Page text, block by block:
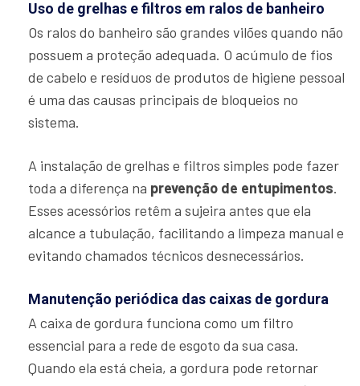
Uso de grelhas e filtros em ralos de banheiro
Os ralos do banheiro são grandes vilões quando não
possuem a proteção adequada. O acúmulo de fios
de cabelo e resíduos de produtos de higiene pessoal
é uma das causas principais de bloqueios no
sistema.
A instalação de grelhas e filtros simples pode fazer
toda a diferença na prevenção de entupimentos.
Esses acessórios retêm a sujeira antes que ela
alcance a tubulação, facilitando a limpeza manual e
evitando chamados técnicos desnecessários.
Manutenção periódica das caixas de gordura
A caixa de gordura funciona como um filtro
essencial para a rede de esgoto da sua casa.
Quando ela está cheia, a gordura pode retornar